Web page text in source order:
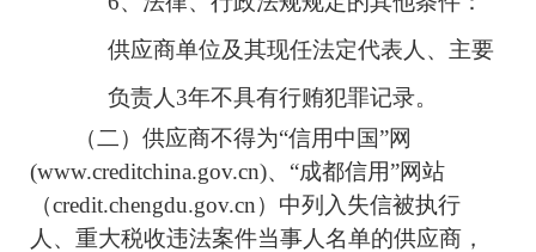
供应商单位及其现任法定代表人、主要
负责人 3年不具有行贿犯罪记录。
（二）供应商不得为“信用中国”网
(www.creditchina.gov.cn)、 “成都信用”网站
（credit.chengdu.gov.cn）中列入失信被执行
人、重大税收违法案件当事人名单的供应商，